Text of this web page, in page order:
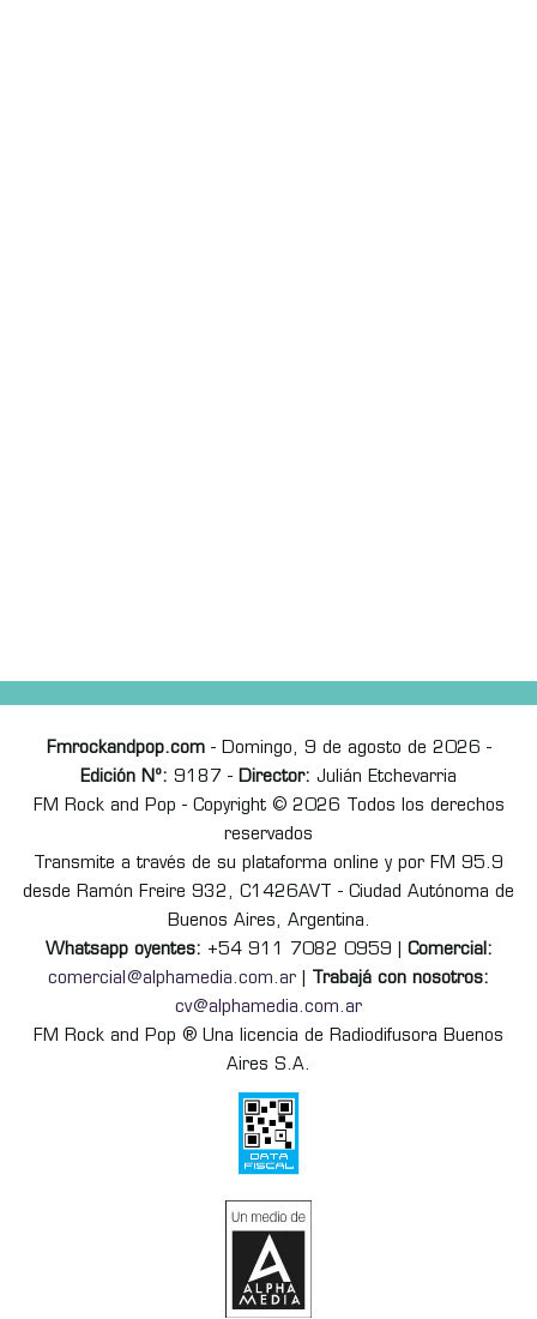
Fmrockandpop.com- Domingo, 9 de agosto de 2026 -
Edición Nº: 9187 - Director: Julián Etchevarria
FM Rock and Pop - Copyright © 2026 Todos los derechos
reservados
Transmite a través de su plataforma online y por FM 95.9
desde Ramón Freire 932, C1426AVT - Ciudad Autónoma de
Buenos Aires, Argentina.
Whatsapp oyentes: +54 911 7082 0959 | Comercial:
comercial@alphamedia.com.ar
Trabajá con nosotros:
cv@alphamedia.com.ar
FM Rock and Pop ® Una licencia de Radiodifusora Buenos
Aires S.A.